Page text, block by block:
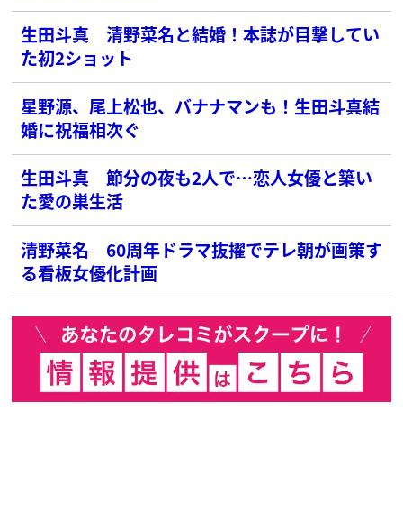
生田斗真 清野菜名と結婚！本誌が目撃してい
た初2ショット
星野源、尾上松也、バナナマンも！生田斗真結
婚に祝福相次ぐ
生田斗真 節分の夜も2人で…恋人女優と築い
た愛の巣生活
清野菜名 60周年ドラマ抜擢でテレ朝が画策す
る看板女優化計画